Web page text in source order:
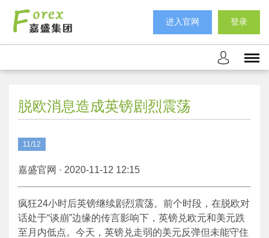
进入官网 登录
脱欧消息造成英镑剧烈震荡
11/12
嘉盛官网 · 2020-11-12 12:15
疯狂24小时后英镑继续剧烈震荡。前个时段，在脱欧对
话处于“谈崩”边缘的传言影响下，英镑兑欧元和美元跌
至月内低点。今天，英镑兑走弱的美元反弹但未能守住